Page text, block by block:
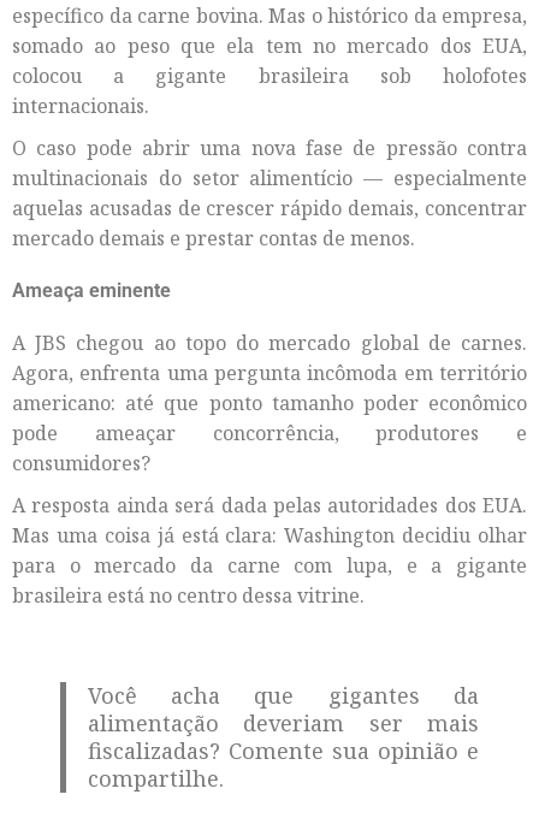
específico da carne bovina. Mas o histórico da empresa,
somado ao peso que ela tem no mercado dos EUA,
colocou a gigante brasileira sob holofotes
internacionais.
O caso pode abrir uma nova fase de pressão contra
multinacionais do setor alimentício — especialmente
aquelas acusadas de crescer rápido demais, concentrar
mercado demais e prestar contas de menos.
Ameaça eminente
A JBS chegou ao topo do mercado global de carnes.
Agora, enfrenta uma pergunta incômoda em território
americano: até que ponto tamanho poder econômico
pode ameaçar concorrência, produtores e
consumidores?
A resposta ainda será dada pelas autoridades dos EUA.
Mas uma coisa já está clara: Washington decidiu olhar
para o mercado da carne com lupa, e a gigante
brasileira está no centro dessa vitrine.
Você acha que gigantes da
alimentação deveriam ser mais
fiscalizadas? Comente sua opinião e
compartilhe.